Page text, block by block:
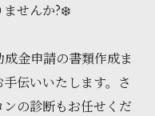
ませんか?❄️
金申請の書類作成ま
伝いいたします。さ
の診断もお任せくだ